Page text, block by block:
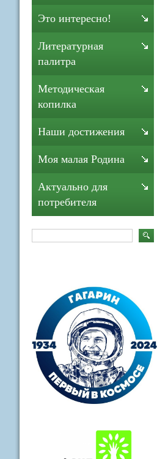
Это интересно!
Литературная
палитра
Методическая
копилка
Наши достижения
Моя малая Родина
Актуально для
потребителя